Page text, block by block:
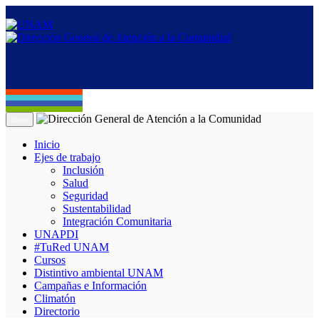
Inicio
Ejes de trabajo
Inclusión
Salud
Seguridad
Sustentabilidad
Integración Comunitaria
UNAPDI
#TuRed UNAM
Cursos
Distintivo ambiental UNAM
Campañas e Información
Climatón
Directorio